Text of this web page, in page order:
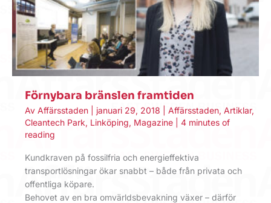
Förnybara bränslen framtiden
Av Affärsstaden januari 29, 2018 Affärsstaden, Artiklar,
Cleantech Park, Linköping, Magazine
4 minutes of
reading
Kundkraven på fossilfria och energieffektiva
transportlösningar ökar snabbt – både från privata och
offentliga köpare.
Behovet av en bra omvärldsbevakning växer – därför